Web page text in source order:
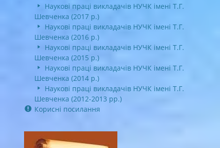
Наукові праці викладачів НУЧК імені Т.Г.
Шевченка (2017 р.)
Наукові праці викладачів НУЧК імені Т.Г.
Шевченка (2016 р.)
Наукові праці викладачів НУЧК імені Т.Г.
Шевченка (2015 р.)
Наукові праці викладачів НУЧК імені Т.Г.
Шевченка (2014 р.)
Наукові праці викладачів НУЧК імені Т.Г.
Шевченка (2012-2013 рр.)
Корисні посилання